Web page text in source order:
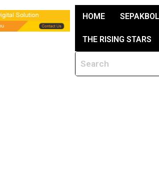
HOME
THE RISING STARS